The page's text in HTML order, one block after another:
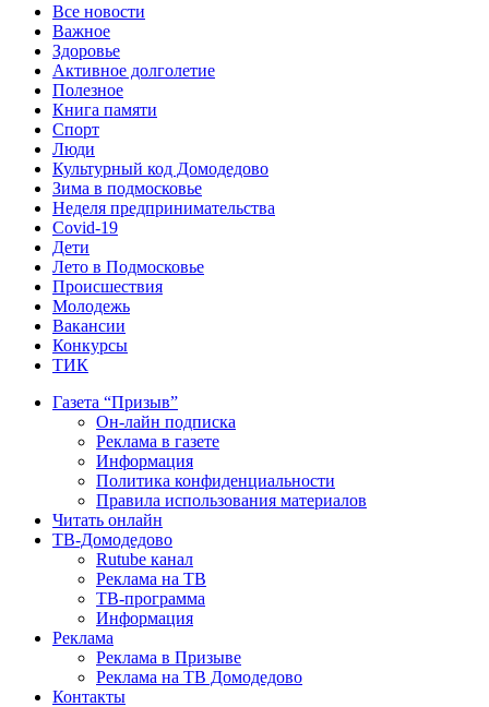
Все новости
Важное
Здоровье
Активное долголетие
Полезное
Книга памяти
Спорт
Люди
Культурный код Домодедово
Зима в подмосковье
Неделя предпринимательства
Covid-19
Дети
Лето в Подмосковье
Происшествия
Молодежь
Вакансии
Конкурсы
ТИК
Газета “Призыв”
Он-лайн подписка
Реклама в газете
Информация
Политика конфиденциальности
Правила использования материалов
Читать онлайн
ТВ-Домодедово
Rutube канал
Реклама на ТВ
ТВ-программа
Информация
Реклама
Реклама в Призыве
Реклама на ТВ Домодедово
Контакты